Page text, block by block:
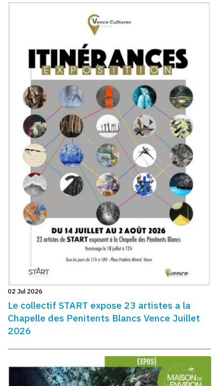
02 Jul 2026
Le collectif START expose 23 artistes a la
Chapelle des Penitents Blancs Vence Juillet
2026